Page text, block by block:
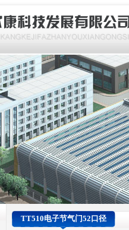
TT510电子节气门52口径